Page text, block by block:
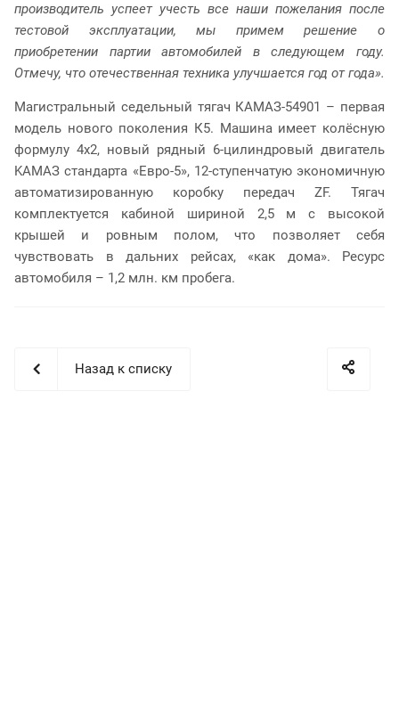
производитель успеет учесть все наши пожелания после
тестовой эксплуатации, мы примем решение о
приобретении партии автомобилей в следующем году.
Отмечу, что отечественная техника улучшается год от года».
Магистральный седельный тягач КАМАЗ-54901 – первая
модель нового поколения К5. Машина имеет колёсную
формулу 4х2, новый рядный 6-цилиндровый двигатель
KAMAЗ стандарта «Евро-5», 12-ступенчатую экономичную
автоматизированную коробку передач ZF. Тягач
комплектуется кабиной шириной 2,5 м с высокой
крышей и ровным полом, что позволяет себя
чувствовать в дальних рейсах, «как дома». Ресурс
автомобиля – 1,2 млн. км пробега.
Назад к списку